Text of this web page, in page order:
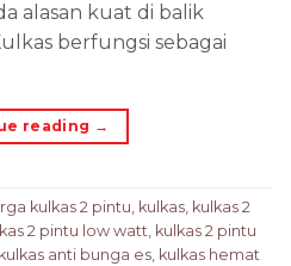
alasan kuat di balik
berfungsi sebagai
reading →
kulkas 2 pintu, kulkas, kulkas 2
2 pintu low watt, kulkas 2 pintu
kulkas anti bunga es, kulkas hemat